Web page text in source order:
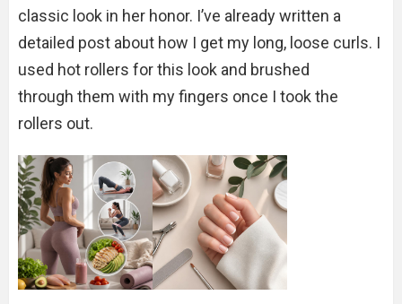
classic look in her honor. I’ve already written a
detailed post about how I get my long, loose curls. I
used hot rollers for this look and brushed
through them with my fingers once I took the
rollers out.